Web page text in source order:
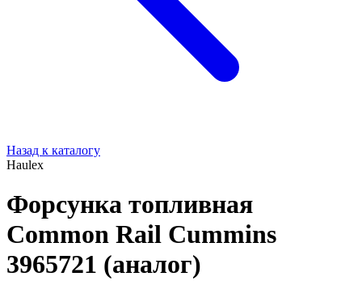
Назад к каталогу
Haulex
Форсунка топливная
Common Rail Cummins
3965721 (аналог)